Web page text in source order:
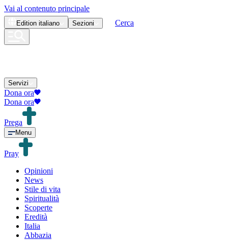
Vai al contenuto principale
Edition italiano Sezioni Cerca
Servizi
Dona ora
Dona ora
Prega
Menu
Pray
Opinioni
News
Stile di vita
Spiritualità
Scoperte
Eredità
Italia
Abbazia